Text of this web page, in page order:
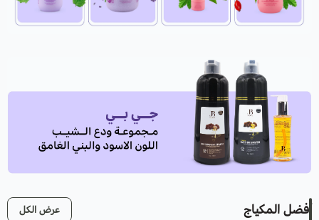
أفضل المكياج عرض الكل